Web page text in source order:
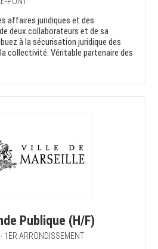
affaires juridiques et des
deux collaborateurs et de sa
à la sécurisation juridique des
collectivité. Véritable partenaire des
Publique (H/F)
ARRONDISSEMENT